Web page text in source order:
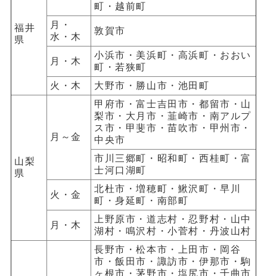
福井
県
町・越前町
月・
水・木
敦賀市
月・木
小浜市・美浜町・高浜町・おおい
町・若狭町
火・木
大野市・勝山市・池田町
山梨
県
月～金
甲府市・富士吉田市・都留市・山
梨市・大月市・韮崎市・南アルプ
ス市・甲斐市・苗吹市・甲州市・
中央市
市川三郷町・昭和町・西桂町・富
士河口湖町
火・金
北杜市・増穂町・鰍沢町・早川
町・身延町・南部町
月・木
上野原市・道志村・忍野村・山中
湖村・鳴沢村・小菅村・丹波山村
長野市・松本市・上田市・岡谷
市・飯田市・諏訪市・伊那市・駒
ヶ根市・茅野市・塩尻市・千曲市